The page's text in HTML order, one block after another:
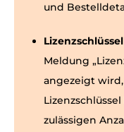
und
Meldung
angezeigt
zulässigen